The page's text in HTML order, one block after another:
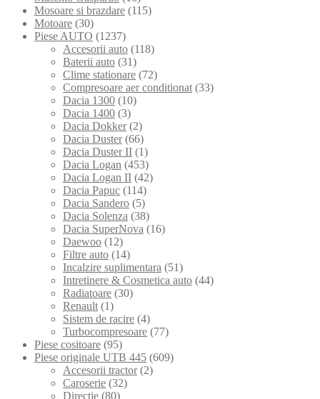
Mosoare si brazdare (115)
Motoare (30)
Piese AUTO (1237)
Accesorii auto (118)
Baterii auto (31)
Clime stationare (72)
Compresoare aer conditionat (33)
Dacia 1300 (10)
Dacia 1400 (3)
Dacia Dokker (2)
Dacia Duster (66)
Dacia Duster II (1)
Dacia Logan (453)
Dacia Logan II (42)
Dacia Papuc (114)
Dacia Sandero (5)
Dacia Solenza (38)
Dacia SuperNova (16)
Daewoo (12)
Filtre auto (14)
Incalzire suplimentara (51)
Intretinere & Cosmetica auto (44)
Radiatoare (30)
Renault (1)
Sistem de racire (4)
Turbocompresoare (77)
Piese cositoare (95)
Piese originale UTB 445 (609)
Accesorii tractor (2)
Caroserie (32)
Directie (80)